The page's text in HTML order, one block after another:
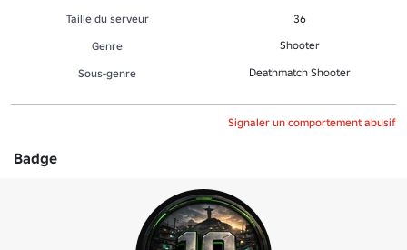
Taille du serveur
36
Genre
Shooter
Sous-genre Deathmatch Shooter
Signaler un comportement abusif
Badge